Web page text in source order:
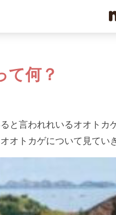
て何？
と言われれいるオオトカ
トカゲについて見てい